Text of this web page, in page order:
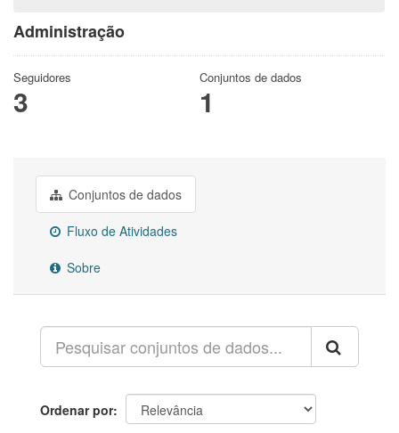
Administração
Seguidores
3
Conjuntos de dados
1
Conjuntos de dados
Fluxo de Atividades
Sobre
Ordenar por